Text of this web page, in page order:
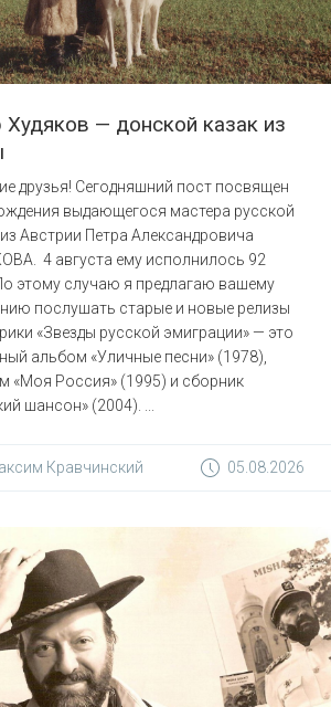
Худяков — донской казак из
друзья! Сегодняшний пост посвящен
выдающегося мастера русской
Австрии Петра Александровича
4 августа ему исполнилось 92
этому случаю я предлагаю вашему
послушать старые и новые релизы
«Звезды русской эмиграции» — это
альбом «Уличные песни» (1978),
«Моя Россия» (1995) и сборник
шансон» (2004). ...
Кравчинский 05.08.2026